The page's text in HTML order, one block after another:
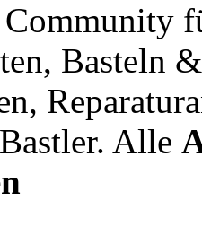
Community
Basteln
Alle